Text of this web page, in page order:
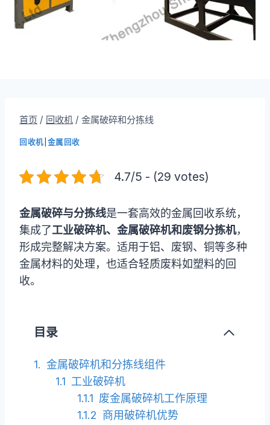
首页 / 回收机 / 金属破碎和分拣线
回收机 金属回收
4.7/5 - (29 votes)
金属破碎与分拣线是一套高效的金属回收系统，
集成了工业破碎机、金属破碎机和废钢分拣机，
形成完整解决方案。适用于铝、废钢、铜等多种
金属材料的处理，也适合轻质废料如塑料的回
收。
目录
金属破碎机和分拣线组件
工业破碎机
废金属破碎机工作原理
商用破碎机优势